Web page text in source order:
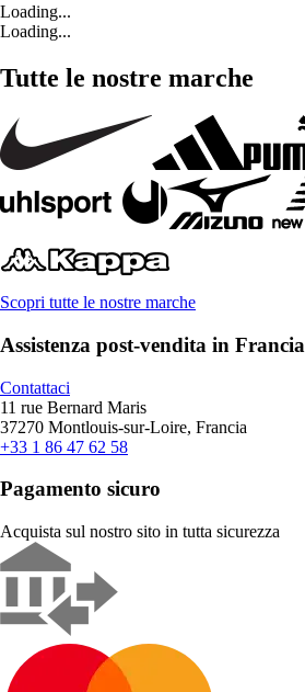
Loading...
Loading...
Tutte le nostre marche
Scopri tutte le nostre marche
Assistenza post-vendita in Francia
Contattaci
11 rue Bernard Maris
37270 Montlouis-sur-Loire, Francia
+33 1 86 47 62 58
Pagamento sicuro
Acquista sul nostro sito in tutta sicurezza